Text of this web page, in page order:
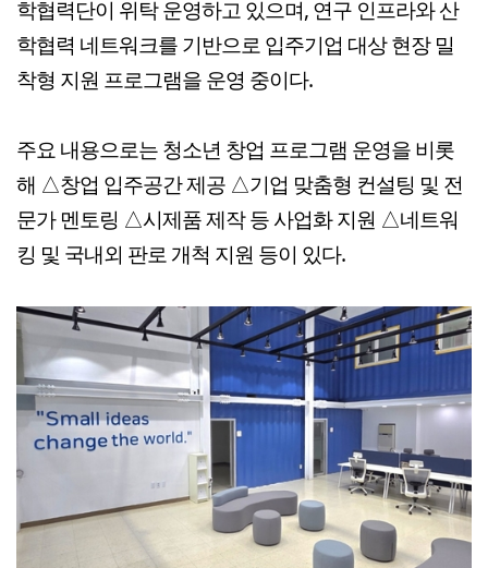
학협력단이 위탁 운영하고 있으며, 연구 인프라와 산
학협력 네트워크를 기반으로 입주기업 대상 현장 밀
착형 지원 프로그램을 운영 중이다.
주요 내용으로는 청소년 창업 프로그램 운영을 비롯
해 △창업 입주공간 제공 △기업 맞춤형 컨설팅 및 전
문가 멘토링 △시제품 제작 등 사업화 지원 △네트워
킹 및 국내외 판로 개척 지원 등이 있다.